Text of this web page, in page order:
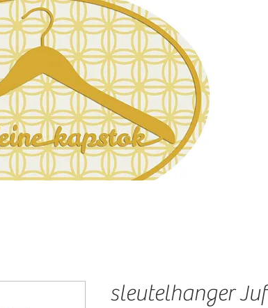
sleutelhanger Juf